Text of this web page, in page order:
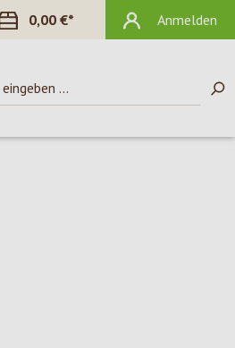
HAST 0 PRODUKTE AUF DEM
0,00 €* Anmelden